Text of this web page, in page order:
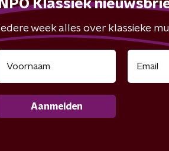
NPO Klassiek
Iedere week alles over klassieke
Aanmelden